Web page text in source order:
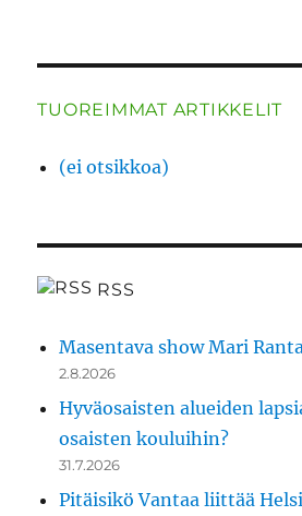
TUOREIMMAT ARTIKKELIT
(ei otsikkoa)
RSS
Masentava show Mari
2.8.2026
Hyväosaisten alueiden
osaisten kouluihin?
31.7.2026
Pitäisikö Vantaa liittää